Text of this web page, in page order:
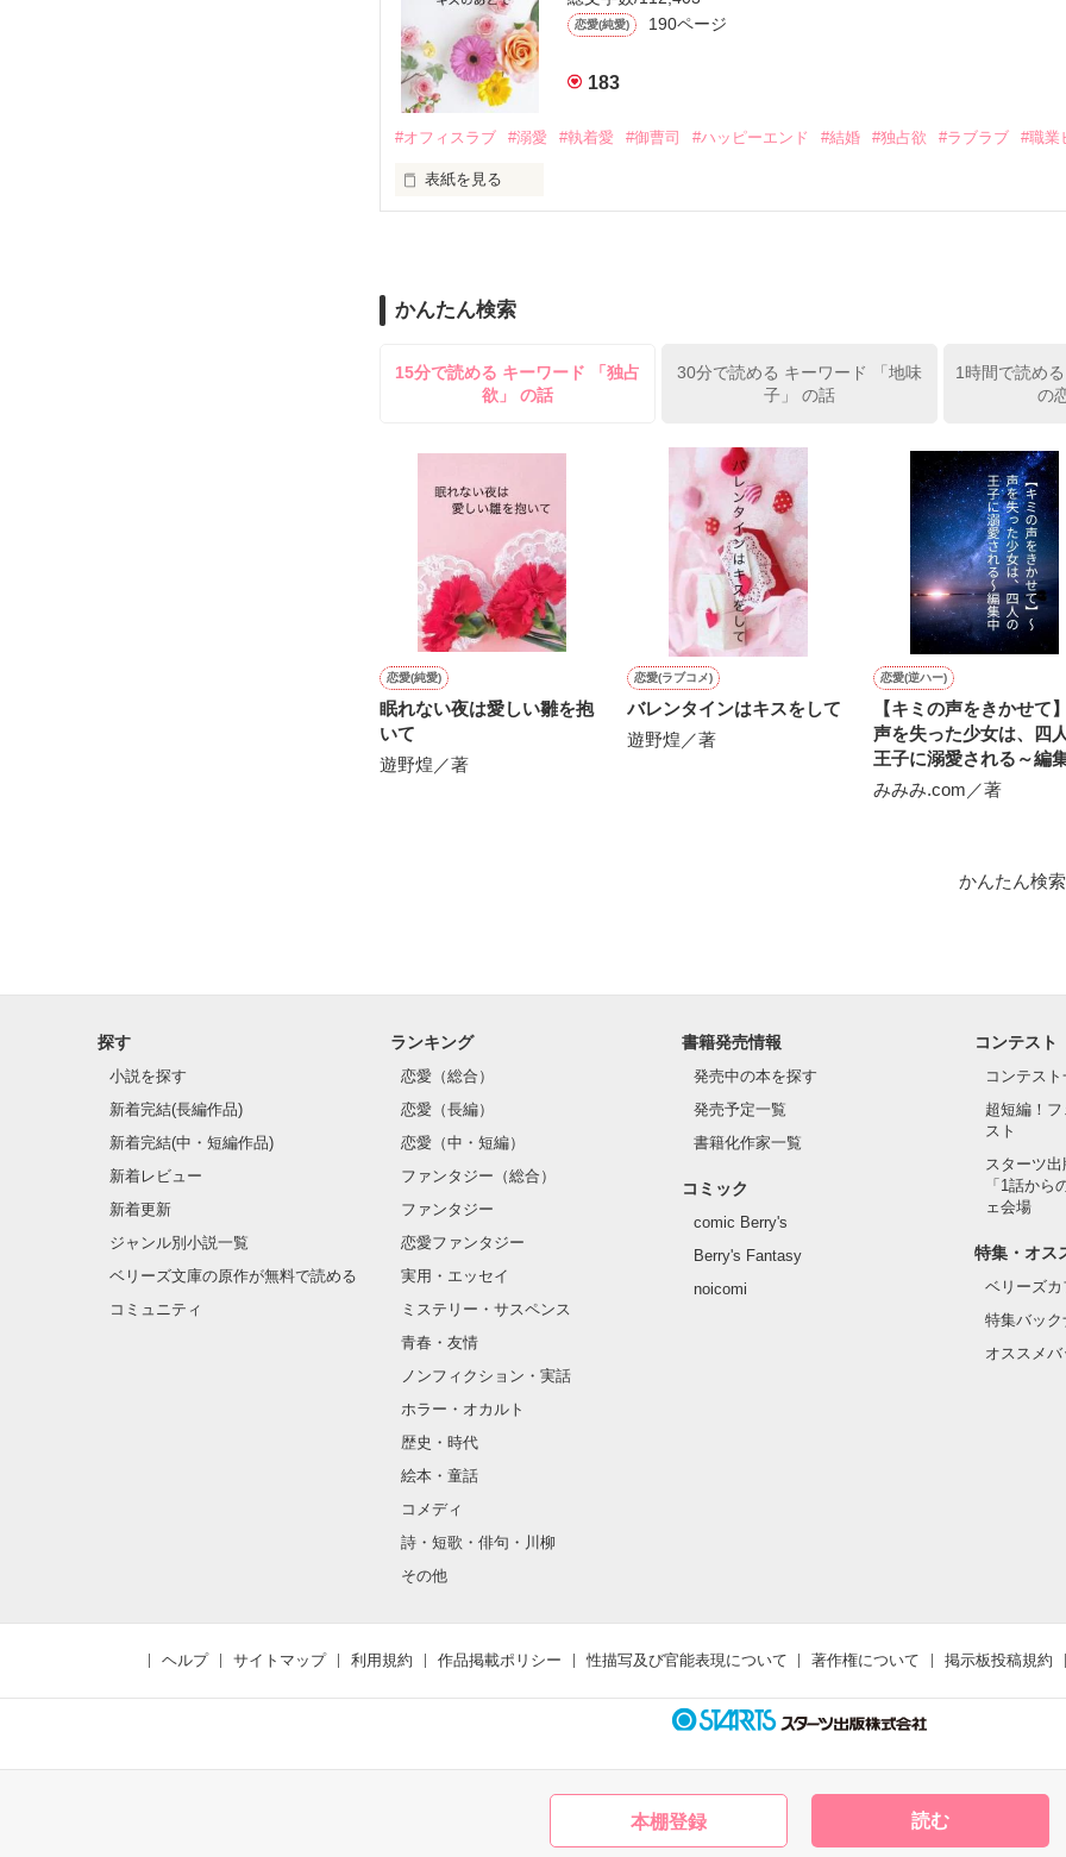
読む
夏木美桜(なつきみお)
✕
鳴海哲平 (なるみてっぺい)
止まっていたはずの二人の時間が、再び動き出す。
作品を読む
恋愛(純愛) 190ページ
183
#オフィスラブ #溺愛 #執着愛 #御曹司 #ハッピーエンド #結婚 #独占欲 #ラブラブ #職業
表紙を見る
雪瀬鷹哉（29）が『──俺と結婚してくれないか』といきなりプロポーズをしてきた上
鷹哉『宜しくな、俺の雛子』🦅
雛子『俺の……ひぃ、雛子？！！！』🐥
シゴデキで冷徹な上司が見せる素顔は、なぜか想像以上に甘くて……🐥💓🦅
※表紙も作中使用の画像も全てフリー素材です。
※執筆期間2026.6.3〜7.20完結です。
※他サイトさんにて恋愛トレンド1位でした〜良かったら読んで頂けると嬉しいです。
作品を読む
かんたん検索
15分で読める キーワード 「独占
欲」 の話
30分で読める キーワード 「地味
子」 の話
1時間で読め
の
恋愛(純愛)
眠れない夜は愛しい雛を抱
いて
遊野煌／著
恋愛(ラブコメ)
バレンタインはキスをして
遊野煌／著
恋愛(逆ハー)
【キミの声をきかせて
声を失った少女は、四
王子に溺愛される～編
みみみ.com／著
かんたん検
探す
小説を探す
新着完結(長編作品)
新着完結(中・短編作品)
新着レビュー
新着更新
ジャンル別小説一覧
ベリーズ文庫の原作が無料で読める
コミュニティ
ランキング
恋愛（総合）
恋愛（長編）
恋愛（中・短編）
ファンタジー（総合）
ファンタジー
恋愛ファンタジー
実用・エッセイ
ミステリー・サスペンス
青春・友情
ノンフィクション・実話
ホラー・オカルト
歴史・時代
絵本・童話
コメディ
詩・短歌・俳句・川柳
その他
書籍発売情報
発売中の本を探す
発売予定一覧
書籍化作家一覧
コミック
comic Berry's
Berry's Fantasy
noicomi
コンテスト
コンテスト
超短編！
スト
スターツ
「1話から
ェ会場
特集・オス
ベリーズ
特集バック
オススメ
ヘルプ サイトマップ 利用規約 作品掲載ポリシー 性描写及び官能表現について 著作権について 掲示板投稿規約